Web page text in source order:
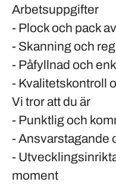
Arbetsuppgifter
- Plock och pack
- Skanning och
- Påfyllnad och
- Kvalitetskontroll
Vi tror att du är
- Punktlig och
- Ansvarstagande
-
moment